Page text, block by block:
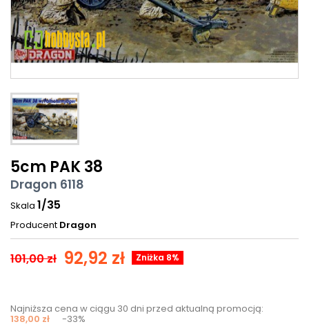
5cm PAK 38
Dragon 6118
Skala 1/35
Producent Dragon
101,00 zł 92,92 zł Zniżka 8%
Najniższa cena w ciągu 30 dni przed aktualną promocją:
138,00 zł -33%